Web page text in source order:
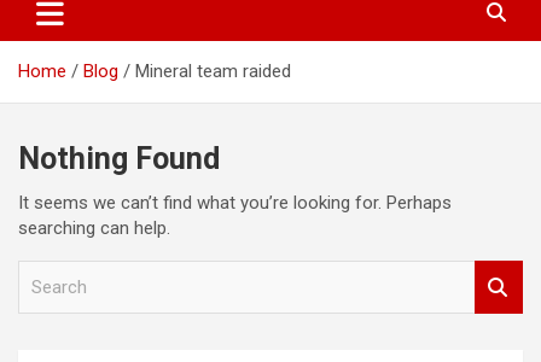
Home Blog Mineral team raided
Nothing Found
It seems we can’t find what you’re looking for. Perhaps
searching can help.